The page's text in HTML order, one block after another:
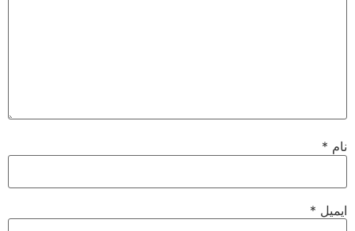
نام*
ایمیل*